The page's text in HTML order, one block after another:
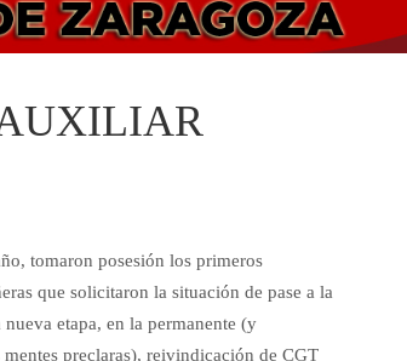
tomaron posesión los primeros
que solicitaron la situación de pase a la
etapa, en la permanente (y
mentes preclaras), reivindicación de CGT